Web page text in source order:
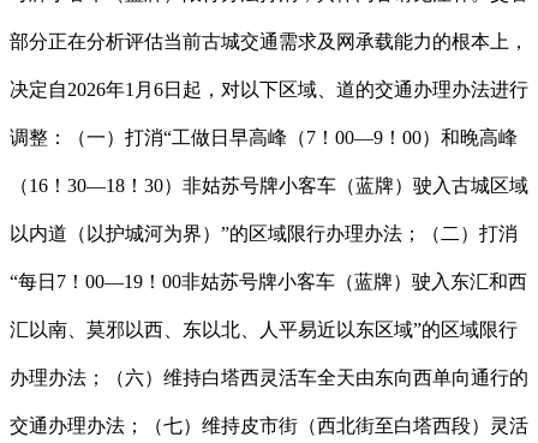
部分正在分析评估当前古城交通需求及网承载能力的根本上，
决定自2026年1月6日起，对以下区域、道的交通办理办法进行
调整：（一）打消“工做日早高峰（7！00—9！00）和晚高峰
（16！30—18！30）非姑苏号牌小客车（蓝牌）驶入古城区域
以内道（以护城河为界）”的区域限行办理办法；（二）打消
“每日7！00—19！00非姑苏号牌小客车（蓝牌）驶入东汇和西
汇以南、莫邪以西、东以北、人平易近以东区域”的区域限行
办理办法；（六）维持白塔西灵活车全天由东向西单向通行的
交通办理办法；（七）维持皮市街（西北街至白塔西段）灵活